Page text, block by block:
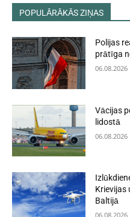
POPULĀRĀKĀS ZIŅAS
Polijas
prātīga
06.08.2026
Vācijas
lidostā
06.08.2026
Baltijā
06.08.2026